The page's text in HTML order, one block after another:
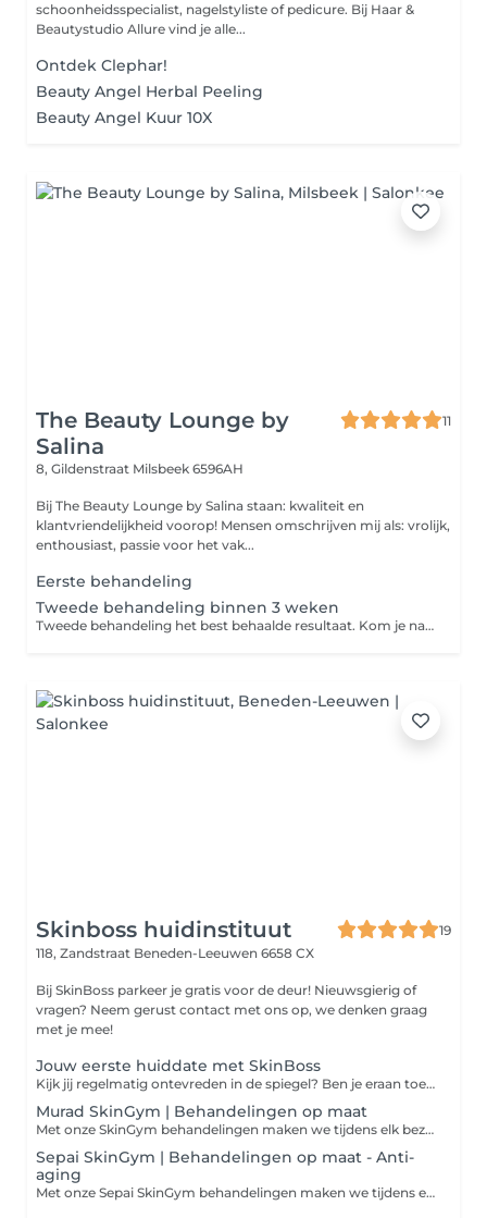
schoonheidsspecialist, nagelstyliste of pedicure. Bij Haar &
Beautystudio Allure vind je alle...
Ontdek Clephar!
Beauty Angel Herbal Peeling
Beauty Angel Kuur 10X
The Beauty Lounge by
Salina
11
8, Gildenstraat Milsbeek 6596AH
Bij The Beauty Lounge by Salina staan: kwaliteit en
klantvriendelijkheid voorop! Mensen omschrijven mij als: vrolijk,
enthousiast, passie voor het vak...
Eerste behandeling
Tweede behandeling binnen 3 weken
Tweede behandeling het best behaalde resultaat. Kom je na 3 weken terug voor de tweede behandeling betaal je weer 62,5 voor behandeling.
Skinboss huidinstituut
19
118, Zandstraat Beneden-Leeuwen 6658 CX
Bij SkinBoss parkeer je gratis voor de deur! Nieuwsgierig of
vragen? Neem gerust contact met ons op, we denken graag
met je mee!
Jouw eerste huiddate met SkinBoss
Kijk jij regelmatig ontevreden in de spiegel? Ben je eraan toe om een écht verschil te maken, maar zie je door de bomen het bos niet meer? Er is vaak zoveel meer mogelijk dan je denkt! Laat onze huidexperts jouw gids zijn en ervaar de verbluffende mogelijkheden die de nieuwste huidtechnologie vandaag de dag kan bieden.
Murad SkinGym | Behandelingen op maat
Met onze SkinGym behandelingen maken we tijdens elk bezoek een behandeling op maat. Wat we precies gaan doen? Dat weten we van tevoren nooit, omdat ons behandelplan ter plekke speciaal voor jouw huidconditie gemaakt wordt. Persoonlijker wordt het niet en altijd verzekerd van een optimaal resultaat! Het enige wat jij hoeft te doen is jouw gewenste behandelduur uitkiezen, wij doen de rest! Altijd inclusief. Je betaalt dus nooit extra voor: Murad salonpeelings, waxen en verven, LED masker, massages en gezichtsmaskers
Sepai SkinGym | Behandelingen op maat - Anti-
aging
Met onze Sepai SkinGym behandelingen maken we tijdens elk bezoek een behandeling op maat. Wat we precies gaan doen? Dat weten we van tevoren nooit, omdat ons behandelplan ter plekke speciaal voor jouw huidconditie gemaakt wordt. Persoonlijker wordt het niet en altijd verzekerd van een optimaal resultaat! Het enige wat jij hoeft te doen is jouw gewenste behandelduur uitkiezen, wij doen de rest! Altijd inclusief. Je betaalt dus nooit extra voor: Sepai salonpeelings, waxen en verven, LED masker, (bindweefsel)massages, RF deelbehandelingen en gezichtsmaskers